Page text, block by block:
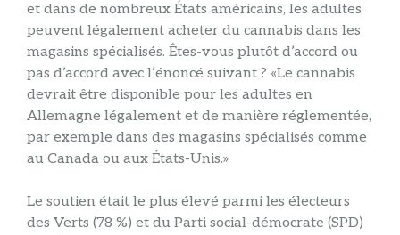
et dans de nombreux États américains, les adultes
peuvent légalement acheter du cannabis dans les
magasins spécialisés. Êtes-vous plutôt d’accord ou
pas d’accord avec l’énoncé suivant ? «Le cannabis
devrait être disponible pour les adultes en
Allemagne légalement et de manière réglementée,
par exemple dans des magasins spécialisés comme
au Canada ou aux États-Unis.»
Le soutien était le plus élevé parmi les électeurs
des Verts (78 %) et du Parti social-démocrate (SPD)